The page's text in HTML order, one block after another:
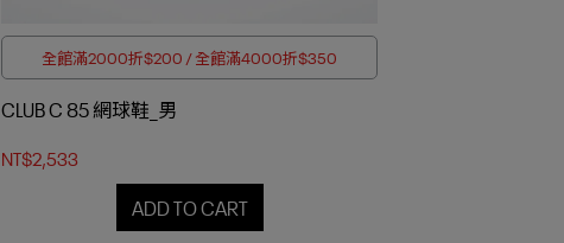
全館滿2000折$200 / 全館滿4000折$350
CLUB C 85 網球鞋_男
NT$2,533
ADD TO CART